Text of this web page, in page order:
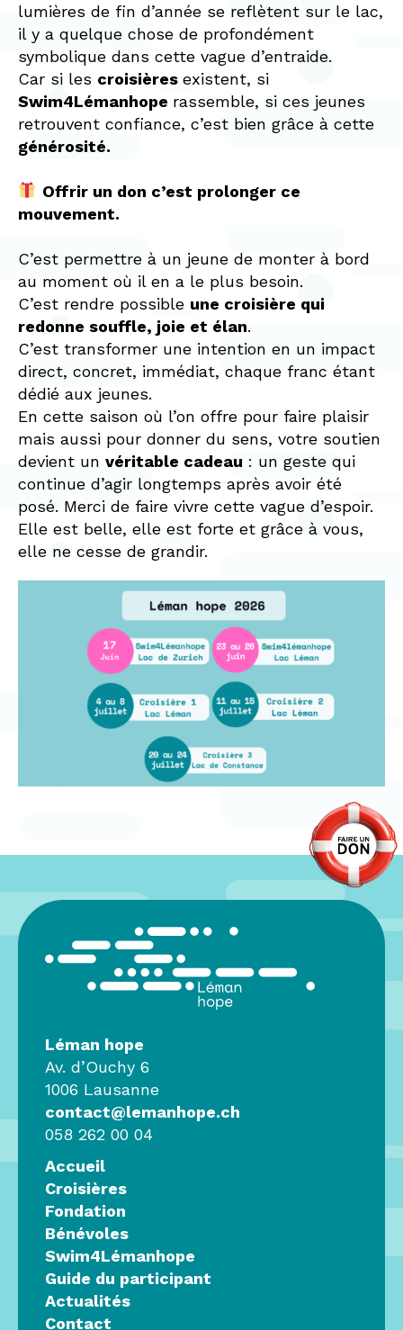
lumières de fin d’année se reflètent sur le lac,
il y a quelque chose de profondément
symbolique dans cette vague d’entraide.
Car si les croisières existent, si
Swim4Lémanhope rassemble, si ces jeunes
retrouvent confiance, c’est bien grâce à cette
générosité.
Offrir un don c’est prolonger ce
mouvement.
C’est permettre à un jeune de monter à bord
au moment où il en a le plus besoin.
C’est rendre possible une croisière qui
redonne souffle, joie et élan.
C’est transformer une intention en un impact
direct, concret, immédiat, chaque franc étant
dédié aux jeunes.
En cette saison où l’on offre pour faire plaisir
mais aussi pour donner du sens, votre soutien
devient un véritable cadeau : un geste qui
continue d’agir longtemps après avoir été
posé. Merci de faire vivre cette vague d’espoir.
Elle est belle, elle est forte et grâce à vous,
elle ne cesse de grandir.
Léman hope
Av. d’Ouchy 6
1006 Lausanne
contact@lemanhope.ch
058 262 00 04
Accueil
Croisières
Fondation
Bénévoles
Swim4Lémanhope
Guide du participant
Actualités
Contact